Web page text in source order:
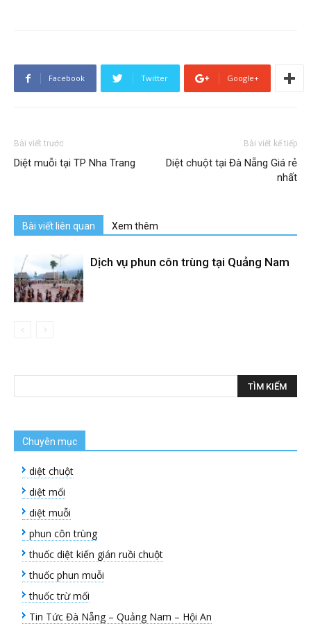
Facebook Twitter Google+
Bài viết trước
Diệt muỗi tại TP Nha Trang
Bài viết kế tiếp
Diệt chuột tại Đà Nẵng Giá rẻ
nhất
Bài viết liên quan Xem thêm
Dịch vụ phun côn trùng tại Quảng Nam
Chuyên mục
diệt chuột
diệt mối
diệt muỗi
phun côn trùng
thuốc diệt kiến gián ruồi chuột
thuốc phun muỗi
thuốc trừ mối
Tin Tức Đà Nẵng – Quảng Nam – Hội An